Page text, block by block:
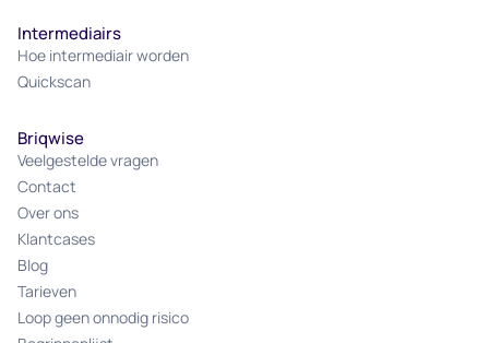
Intermediairs
Hoe intermediair worden
Quickscan
Briqwise
Veelgestelde vragen
Contact
Over ons
Klantcases
Blog
Tarieven
Loop geen onnodig risico